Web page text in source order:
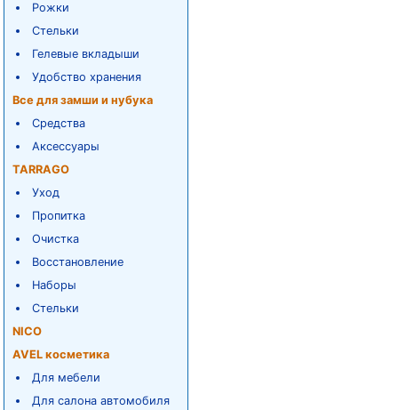
Рожки
Стельки
Гелевые вкладыши
Удобство хранения
Все для замши и нубука
Средства
Аксессуары
TARRAGO
Уход
Пропитка
Очистка
Восстановление
Наборы
Стельки
NICO
AVEL косметика
Для мебели
Для салона автомобиля